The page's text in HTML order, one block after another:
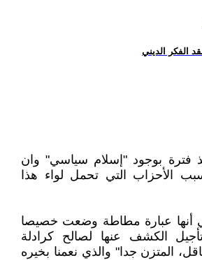
الفكر الديني
فترة بوجود "إسلام سياسي" وان
الأحزاب التي تحمل لواء هذا
أنها عبارة مطاطة وضعت خصيصا
الكشف عنها لصالح كرادلة
المتزن جدا" والذي نعمنا بخيره